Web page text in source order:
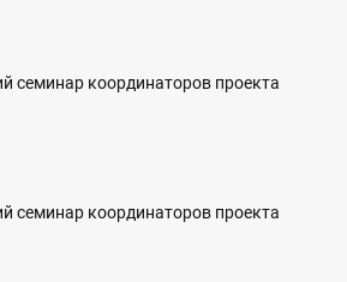
семинар координаторов проекта
семинар координаторов проекта